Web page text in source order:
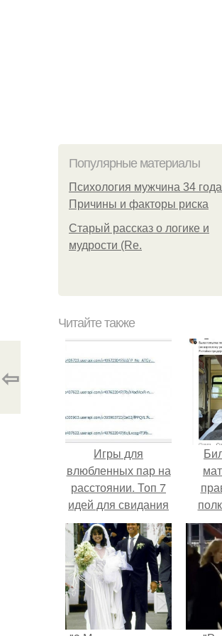
Популярные материалы
Психология мужчина 34
Причины и факторы риска
Старый рассказ о логике и
мудрости (Re.
⇦
Читайте также
Игры для
влюбленных пар на
расстоянии. Топ 7
идей для свидания
на расстоянии